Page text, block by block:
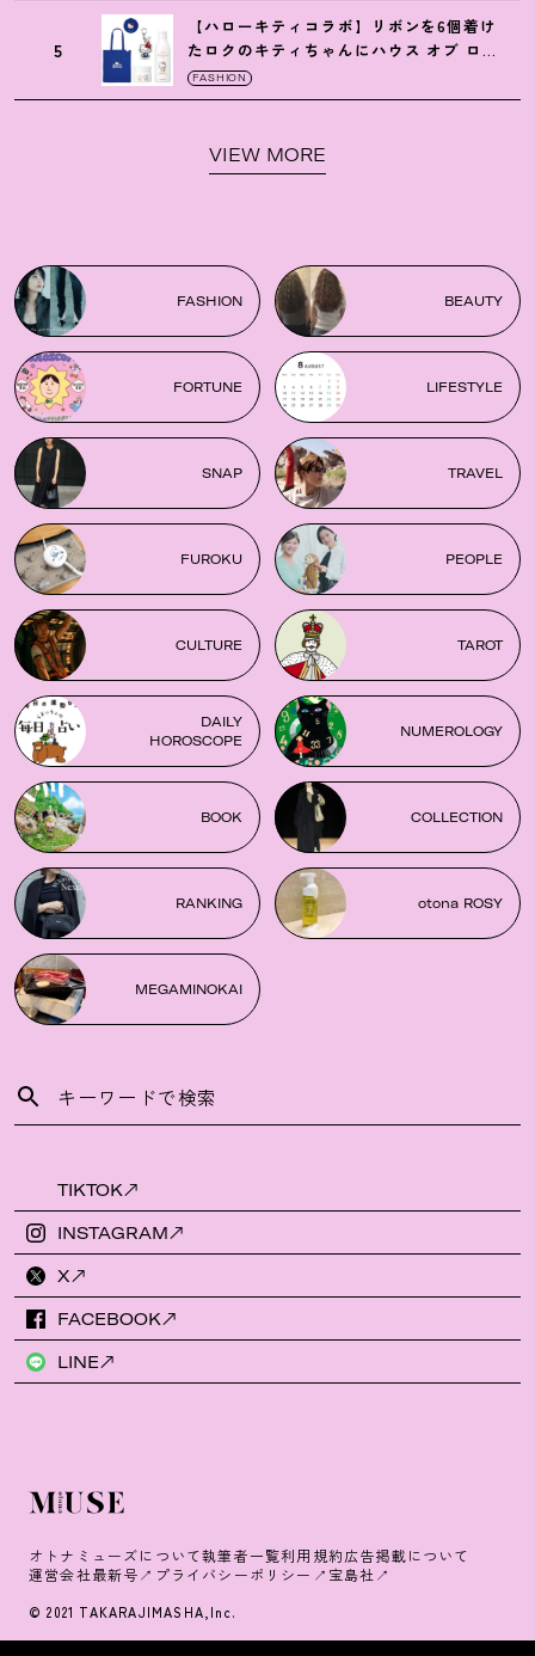
5
【ハローキティコラボ】リボンを6個着け
たロクのキティちゃんにハウス オブ ロー
ゼの限定パケも
FASHION
VIEW MORE
FASHION BEAUTY
FORTUNE LIFESTYLE
SNAP TRAVEL
FUROKU PEOPLE
CULTURE TAROT
DAILY
HOROSCOPE
NUMEROLOGY
BOOK COLLECTION
RANKING otona ROSY
MEGAMINOKAI
TIKTOK
INSTAGRAM
X
FACEBOOK
LINE
オトナミューズについて執筆者一覧利用規約広告掲載について
運営会社最新号 プライバシーポリシー 宝島社
© 2021 TAKARAJIMASHA,Inc.